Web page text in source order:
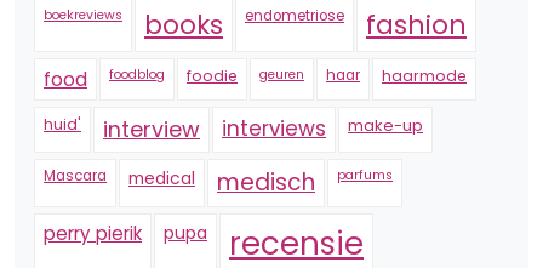
boekreviews books endometriose fashion
food foodblog foodie geuren haar haarmode
huid' interview interviews make-up
Mascara medical medisch parfums
perry pierik pupa recensie